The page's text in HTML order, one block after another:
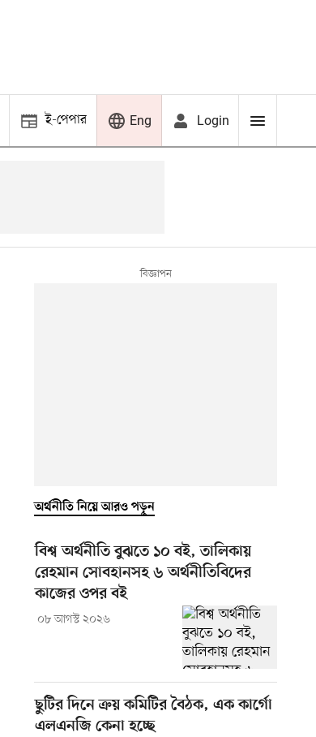
ই-পেপার Eng Login
অর্থনীতি নিয়ে আরও পড়ুন
বিশ্ব অর্থনীতি বুঝতে ১০ বই, তালিকায়
রেহমান সোবহানসহ ৬ অর্থনীতিবিদের
কাজের ওপর বই
০৮ আগস্ট ২০২৬
ছুটির দিনে ক্রয় কমিটির বৈঠক, এক কার্গো
এলএনজি কেনা হচ্ছে